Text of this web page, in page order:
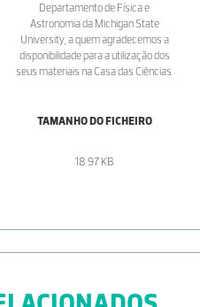
Departamento de Física e
Astronomia da Michigan State
University, a quem agradecemos a
disponibilidade para a utilização dos
seus materiais na Casa das Ciências.
TAMANHO DO FICHEIRO
18.97 KB